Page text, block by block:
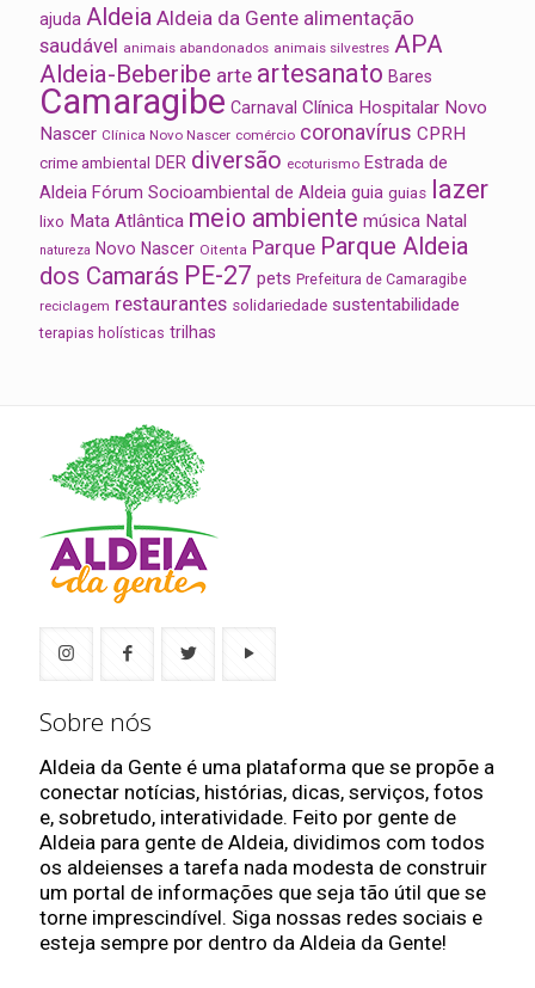
ajuda Aldeia Aldeia da Gente alimentação
saudável animais abandonados animais silvestres APA
Aldeia-Beberibe arte artesanato Bares
Camaragibe Carnaval Clínica Hospitalar Novo
Nascer Clínica Novo Nascer comércio coronavírus CPRH
crime ambiental DER diversão ecoturismo Estrada de
Aldeia Fórum Socioambiental de Aldeia guia guias lazer
lixo Mata Atlântica meio ambiente música Natal
natureza Novo Nascer Oitenta Parque Parque Aldeia
dos Camarás PE-27 pets Prefeitura de Camaragibe
reciclagem restaurantes solidariedade sustentabilidade
terapias holísticas trilhas
Sobre nós
Aldeia da Gente é uma plataforma que se propõe a
conectar notícias, histórias, dicas, serviços, fotos
e, sobretudo, interatividade. Feito por gente de
Aldeia para gente de Aldeia, dividimos com todos
os aldeienses a tarefa nada modesta de construir
um portal de informações que seja tão útil que se
torne imprescindível. Siga nossas redes sociais e
esteja sempre por dentro da Aldeia da Gente!